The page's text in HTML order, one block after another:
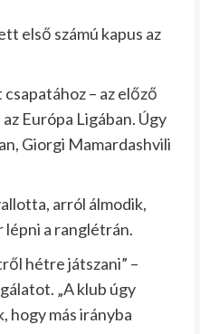
első számú kapus az
– az előző
Európa Ligában. Úgy
Giorgi Mamardashvili
arról álmodik,
lépni a ranglétrán.
hétre játszani” –
„A klub úgy
hogy más irányba